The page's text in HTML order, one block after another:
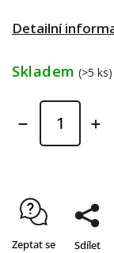
Detailní
Skladem (>5 ks)
Zeptat se Sdílet